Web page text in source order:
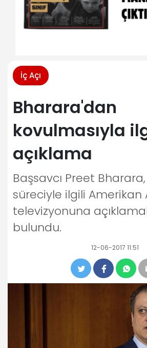
İç Açı
Bharara'dan
kovulmasıyla
açıklama
Başsavcı Preet
süreciyle ilgili Amerikan
televizyonuna
bulundu.
12-06-2017 11:51